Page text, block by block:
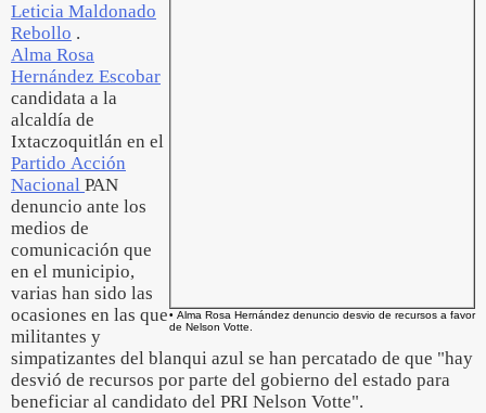
• Alma Rosa Hernández denuncio desvio de recursos a favor
de Nelson Votte.
Leticia Maldonado
Rebollo .
Alma Rosa
Hernández Escobar
candidata a la
alcaldía de
Ixtaczoquitlán en el
Partido Acción
Nacional PAN
denuncio ante los
medios de
comunicación que
en el municipio,
varias han sido las
ocasiones en las que
militantes y
simpatizantes del blanqui azul se han percatado de que "hay
desvió de recursos por parte del gobierno del estado para
beneficiar al candidato del PRI Nelson Votte".